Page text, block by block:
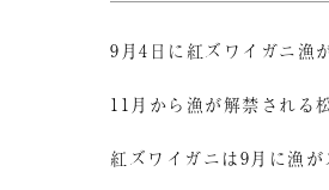
9月4日に紅ズワイガニ漁
11月から漁が解禁される
紅ズワイガニは9月に漁